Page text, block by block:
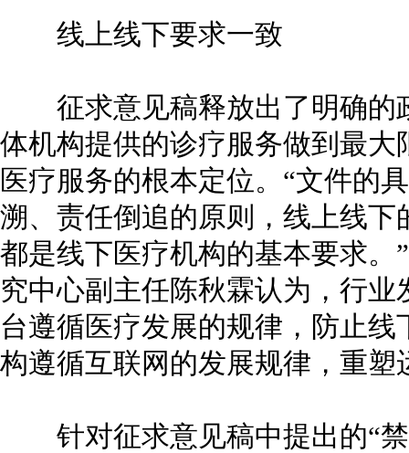
线上线下要求一致
征求意见稿释放出了明确的
体机构提供的诊疗服务做到最
医疗服务的根本定位。“文件的
溯、责任倒追的原则，线上线
都是线下医疗机构的基本要求
究中心副主任陈秋霖认为，行
台遵循医疗发展的规律，防止
构遵循互联网的发展规律，重塑
针对征求意见稿中提出的“禁